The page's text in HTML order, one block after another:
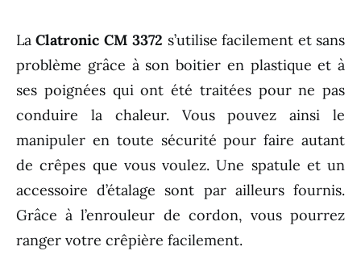
LaClatronic CM 3372 s’utilise facilement et sans
problème grâce à son boitier en plastique et à
ses poignées qui ont été traitées pour ne pas
conduire la chaleur. Vous pouvez ainsi le
manipuler en toute sécurité pour faire autant
de crêpes que vous voulez. Une spatule et un
accessoire d’étalage sont par ailleurs fournis.
Grâce à l’enrouleur de cordon, vous pourrez
ranger votre crêpière facilement.